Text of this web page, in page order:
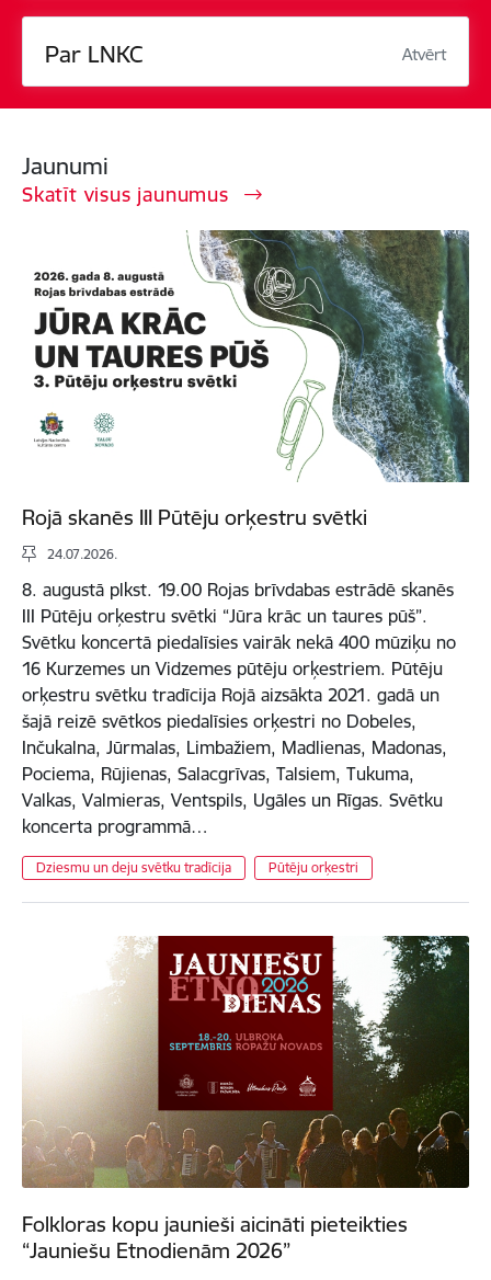
Par LNKC Atvērt
Jaunumi
Skatīt visus jaunumus
Rojā skanēs III Pūtēju orķestru svētki
24.07.2026.
8. augustā plkst. 19.00 Rojas brīvdabas estrādē skanēs
III Pūtēju orķestru svētki “Jūra krāc un taures pūš”.
Svētku koncertā piedalīsies vairāk nekā 400 mūziķu no
16 Kurzemes un Vidzemes pūtēju orķestriem. Pūtēju
orķestru svētku tradīcija Rojā aizsākta 2021. gadā un
šajā reizē svētkos piedalīsies orķestri no Dobeles,
Inčukalna, Jūrmalas, Limbažiem, Madlienas, Madonas,
Pociema, Rūjienas, Salacgrīvas, Talsiem, Tukuma,
Valkas, Valmieras, Ventspils, Ugāles un Rīgas. Svētku
koncerta programmā…
Dziesmu un deju svētku tradīcija Pūtēju orķestri
Folkloras kopu jaunieši aicināti pieteikties
“Jauniešu Etnodienām 2026”